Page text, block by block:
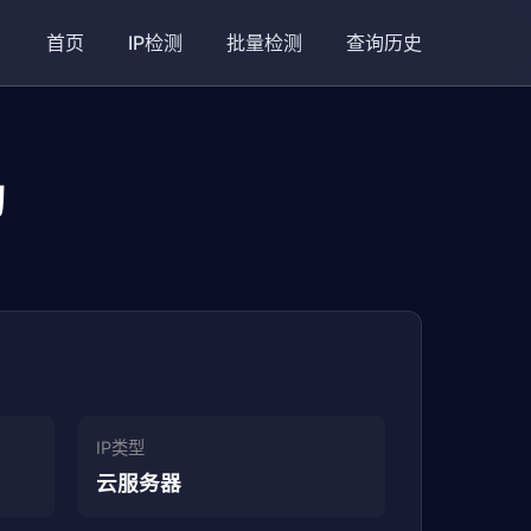
首页 IP检测 批量检测 查询历史
IP类型
云服务器